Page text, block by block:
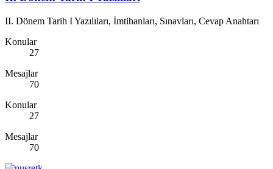
II. Dönem Tarih I Yazılıları, İmtihanları, Sınavları, Cevap Anahtarı
Konular
27
Mesajlar
70
Konular
27
Mesajlar
70